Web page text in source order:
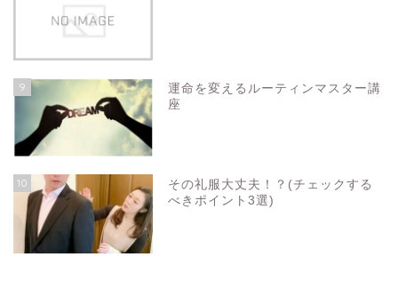
9
運命を変えるルーティンマスター講
座
10
その礼服大丈夫！？(チェックする
べきポイント3選)